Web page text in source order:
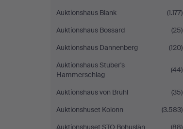
Auktionshaus Blank
(1.177)
Auktionshaus Bossard
(25)
Auktionshaus Dannenberg
(120)
Auktionshaus Stuber's
Hammerschlag
(44)
Auktionshaus von Brühl
(35)
Auktionshuset Kolonn
(3.583)
Auktionshuset STO Bohuslän
(88)